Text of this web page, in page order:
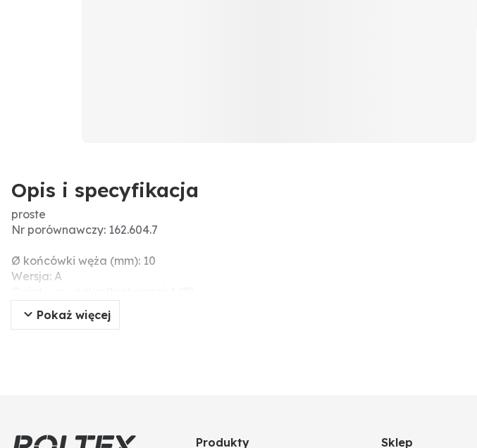
Opis i specyfikacja
proste
Nr porównawczy: 162.604.7
Ø końcówki węża (mm): 10
Wersja: A
Gwint: 1/2"
Pokaż więcej
Produkty Sklep